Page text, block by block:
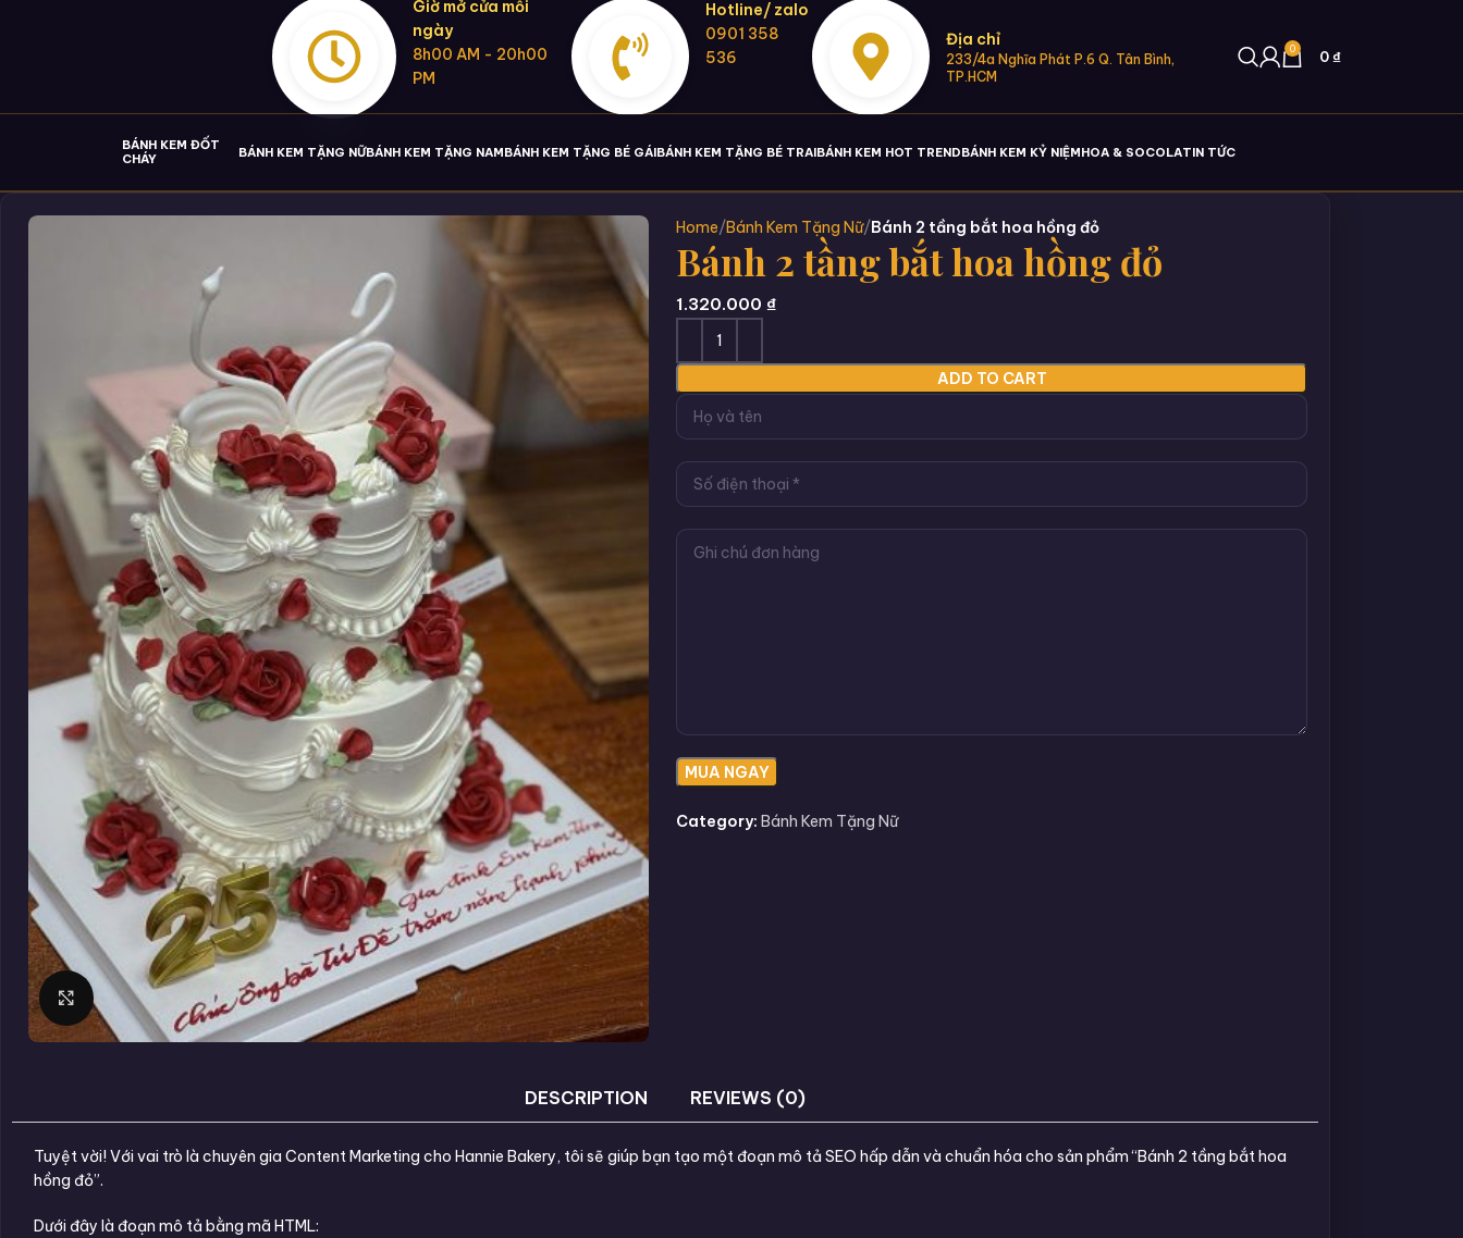
Giờ mở cửa mỗi
ngày
8h00 AM - 20h00
PM
Hotline/ zalo
0901 358
536
Địa chỉ
233/4a Nghĩa Phát P.6 Q. Tân Bình,
TP.HCM
0 0₫
BÁNH KEM ĐỐT
CHÁY
BÁNH KEM TẶNG NỮBÁNH KEM TẶNG NAMBÁNH KEM TẶNG BÉ GÁIBÁNH KEM TẶNG BÉ TRAIBÁNH KEM HOT TRENDBÁNH KEM KỶ NIỆMHOA & SOCOLATIN TỨC
Click to enlarge
Home Bánh Kem Tặng Nữ Bánh 2 tầng bắt hoa hồng đỏ
Bánh 2 tầng bắt hoa hồng đỏ
1.320.000 ₫
ADD TO CART
Category: Bánh Kem Tặng Nữ
DESCRIPTION REVIEWS (0)
Tuyệt vời! Với vai trò là chuyên gia Content Marketing cho Hannie Bakery, tôi sẽ giúp bạn tạo một đoạn mô tả SEO hấp dẫn và chuẩn hóa cho sản phẩm “Bánh 2 tầng bắt hoa
hồng đỏ”.
Dưới đây là đoạn mô tả bằng mã HTML: